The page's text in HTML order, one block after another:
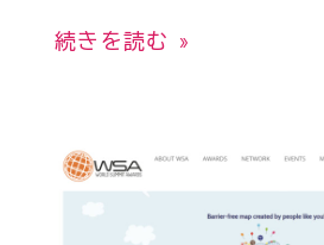
し
続きを読む »
WheeLog!